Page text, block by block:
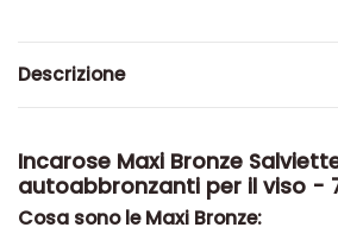
Descrizione
Incarose Maxi Bronze
autoabbronzanti per il viso -
Cosa sono le Maxi Bronze: